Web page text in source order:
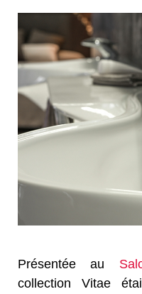
Présentée au
collection Vitae